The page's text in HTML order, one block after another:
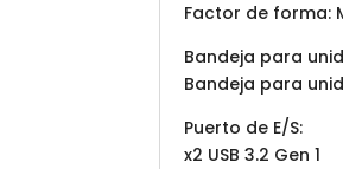
Factor de forma:
Bandeja para
Bandeja para
Puerto de E/S:
x2 USB 3.2 Gen 1